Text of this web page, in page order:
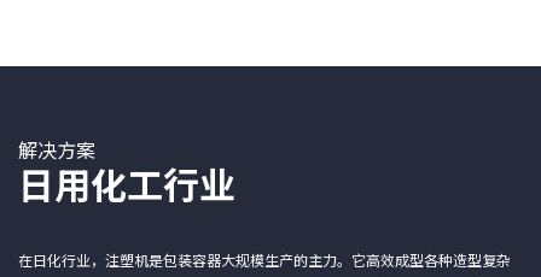
解决方案
日用化工行业
在日化行业，注塑机是包装容器大规模生产的主力。它高效成型各种造型复杂